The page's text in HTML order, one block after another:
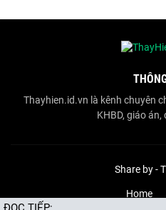
Thayhien.id.vn là kênh chuyên
KHBD, giáo án,
Share by -
Home